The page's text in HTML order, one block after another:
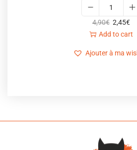
4,90€ 2,45€
Add to cart
Ajouter à ma